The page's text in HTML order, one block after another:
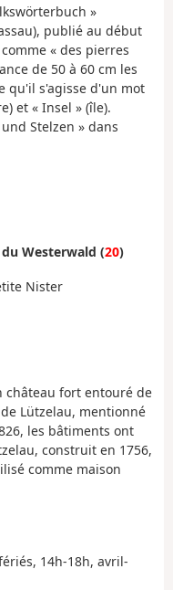
»
publié au début
« des pierres
de 50 à 60 cm les
qu'il s'agisse d'un mot
et « Insel » (île).
Stelzen » dans
Westerwald (20)
Nister
château fort entouré de
Lützelau, mentionné
les bâtiments ont
construit en 1756,
comme maison
14h-18h, avril-